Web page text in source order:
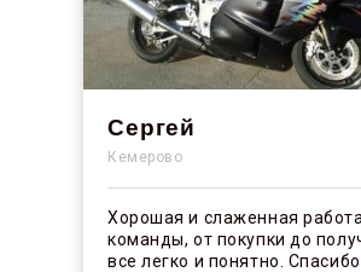
Сергей
Кемерово
Хорошая и слаженная работа
команды, от покупки до
все легко и понятно.